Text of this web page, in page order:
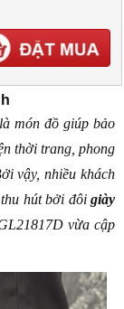
món đồ giúp bảo
thời trang, phong
vậy, nhiều khách
hút bởi đôi giày
vừa cập